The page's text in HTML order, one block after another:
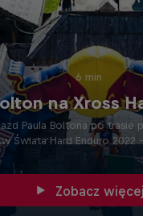
6 min
na Xross
Paula Boltona po trasie
Świata Hard Enduro 2022
Zobacz więcej